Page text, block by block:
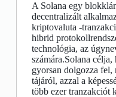
A Solana egy
decentralizált
kriptovaluta -
hibrid
technológia, az
számára.Solana
gyorsan dolgozza
tájáról, azzal a
több ezer tranzakciót